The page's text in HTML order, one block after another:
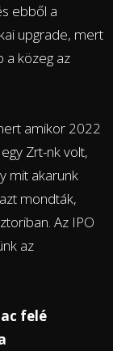
ebből a
upgrade, mert
a közeg az
amikor 2022
Zrt-nk volt,
mit akarunk
mondták,
Az IPO
az
felé